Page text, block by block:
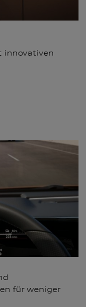
innovativen
für weniger